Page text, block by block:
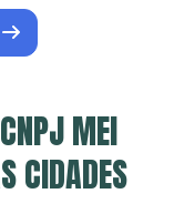
MEI
CIDADES